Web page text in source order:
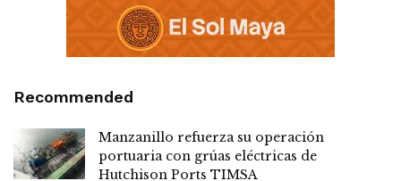
Recommended
Manzanillo refuerza su operación
portuaria con grúas eléctricas de
Hutchison Ports TIMSA